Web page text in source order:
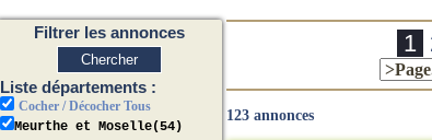
Filtrer les annonces
Liste départements :
Cocher / Décocher Tous
Meurthe et Moselle(54)
1
123 annonces